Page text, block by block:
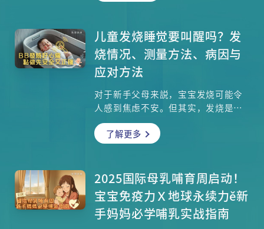
难应对天书，为自己和家人争取关键
生机！
儿童发烧睡觉要叫醒吗？发
烧情况、测量方法、病因与
应对方法
对于新手父母来説，宝宝发烧可能令
人感到焦虑不安。但其实，发烧是儿
童常见的症状之一，通常是身体对感
染或其他健康问题的反应。了解发烧
情况时保持冷静，采取适当的处理措
施。本文将为爸爸妈妈们分享这些关
键知识，有助应对宝宝的发烧情况。
了解更多
2025国际母乳哺育周启动！
宝宝免疫力Ｘ地球永续力ě新
手妈妈必学哺乳实战指南